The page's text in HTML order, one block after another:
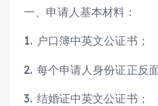
一、申请人基本材料：
1. 户口簿中英文公证书；
2. 每个申请人身份证正反
3. 结婚证中英文公证书；